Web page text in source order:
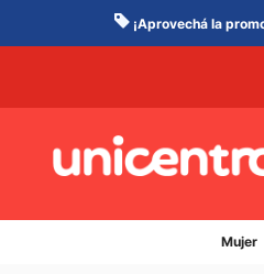
¡Aprovechá la
Mujer